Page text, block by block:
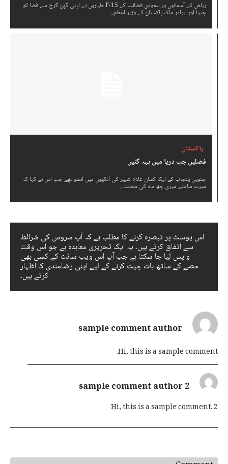
ریاض کے آسمانوں پر سعودی فضائیہ کے F-15 طیاروں نے اپنی گھن گرج سے فضا کو
چیرا اور برادر ملک پاکستان کے وزیر اعظم...
پاکستان
فصلیں جب دریا میں بہہ گئیں
جنوبی پنجاب کے ایک کسان غلام شبیر کی آنکھوں میں آنسو تھے جب اس نے کہا کہ
میرے سامنے میری چھ ماہ کی محنت...
اس پوسٹ پر تبصرہ کرنے کا مطلب ہے کہ آپ سروس کی شرائط
سے اتفاق کرتے ہیں۔ یہ ایک تحریری معاہدہ ہے جو اس وقت
واپس لیا جا سکتا ہے جب آپ اس ویب سائٹ کے کسی بھی
حصے کے ساتھ بات چیت کرنے کے لیے اپنی رضامندی کا اظہار
کرتے ہیں۔
sample comment author
Hi, this is a sample comment.
sample comment author 2
Hi, this is a sample comment. 2